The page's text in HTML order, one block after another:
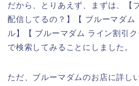
だから、とりあえず、まずは、【
配信してるの？】【 ブルーマダム
ル】【 ブルーマダム ライン割引
で検索してみることにしました。
ただ、ブルーマダムのお店に詳し